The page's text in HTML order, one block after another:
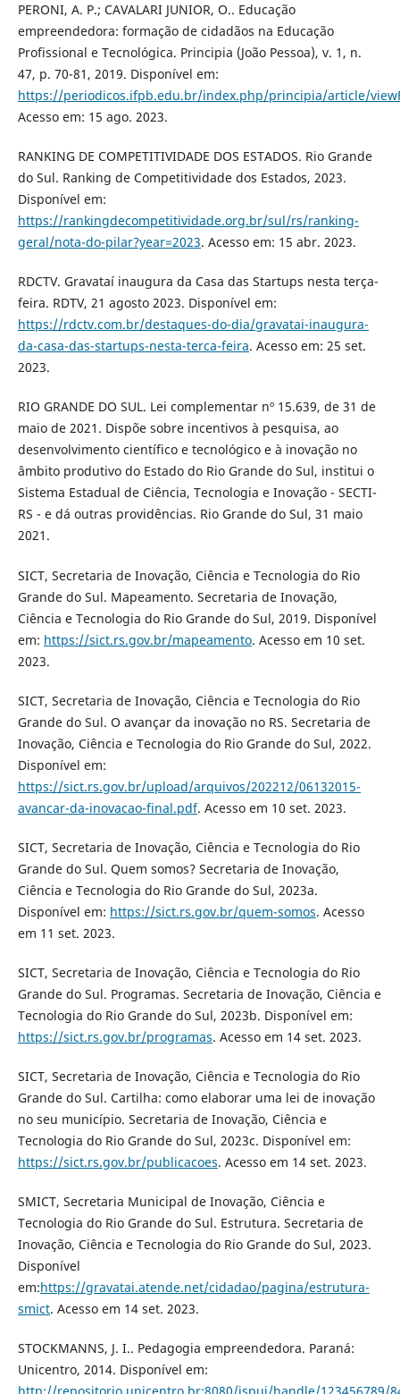
PERONI, A. P.; CAVALARI JUNIOR, O.. Educação
empreendedora: formação de cidadãos na Educação
Profissional e Tecnológica. Principia (João Pessoa), v. 1, n.
47, p. 70-81, 2019. Disponível em:
https://periodicos.ifpb.edu.br/index.php/principia/article/
Acesso em: 15 ago. 2023.
RANKING DE COMPETITIVIDADE DOS ESTADOS. Rio Grande
do Sul. Ranking de Competitividade dos Estados, 2023.
Disponível em:
https://rankingdecompetitividade.org.br/sul/rs/ranking-
geral/nota-do-pilar?year=2023. Acesso em: 15 abr. 2023.
RDCTV. Gravataí inaugura da Casa das Startups nesta terça-
feira. RDTV, 21 agosto 2023. Disponível em:
https://rdctv.com.br/destaques-do-dia/gravatai-inaugura-
da-casa-das-startups-nesta-terca-feira. Acesso em: 25 set.
2023.
RIO GRANDE DO SUL. Lei complementar nº 15.639, de 31 de
maio de 2021. Dispõe sobre incentivos à pesquisa, ao
desenvolvimento científico e tecnológico e à inovação no
âmbito produtivo do Estado do Rio Grande do Sul, institui o
Sistema Estadual de Ciência, Tecnologia e Inovação - SECTI-
RS - e dá outras providências. Rio Grande do Sul, 31 maio
2021.
SICT, Secretaria de Inovação, Ciência e Tecnologia do Rio
Grande do Sul. Mapeamento. Secretaria de Inovação,
Ciência e Tecnologia do Rio Grande do Sul, 2019. Disponível
em: https://sict.rs.gov.br/mapeamento. Acesso em 10 set.
2023.
SICT, Secretaria de Inovação, Ciência e Tecnologia do Rio
Grande do Sul. O avançar da inovação no RS. Secretaria de
Inovação, Ciência e Tecnologia do Rio Grande do Sul, 2022.
Disponível em:
https://sict.rs.gov.br/upload/arquivos/202212/06132015-
avancar-da-inovacao-final.pdf. Acesso em 10 set. 2023.
SICT, Secretaria de Inovação, Ciência e Tecnologia do Rio
Grande do Sul. Quem somos? Secretaria de Inovação,
Ciência e Tecnologia do Rio Grande do Sul, 2023a.
Disponível em: https://sict.rs.gov.br/quem-somos. Acesso
em 11 set. 2023.
SICT, Secretaria de Inovação, Ciência e Tecnologia do Rio
Grande do Sul. Programas. Secretaria de Inovação, Ciência e
Tecnologia do Rio Grande do Sul, 2023b. Disponível em:
https://sict.rs.gov.br/programas. Acesso em 14 set. 2023.
SICT, Secretaria de Inovação, Ciência e Tecnologia do Rio
Grande do Sul. Cartilha: como elaborar uma lei de inovação
no seu município. Secretaria de Inovação, Ciência e
Tecnologia do Rio Grande do Sul, 2023c. Disponível em:
https://sict.rs.gov.br/publicacoes. Acesso em 14 set. 2023.
SMICT, Secretaria Municipal de Inovação, Ciência e
Tecnologia do Rio Grande do Sul. Estrutura. Secretaria de
Inovação, Ciência e Tecnologia do Rio Grande do Sul, 2023.
Disponível
em:https://gravatai.atende.net/cidadao/pagina/estrutura-
smict. Acesso em 14 set. 2023.
STOCKMANNS, J. I.. Pedagogia empreendedora. Paraná:
Unicentro, 2014. Disponível em:
http://repositorio.unicentro.br:8080/jspui/handle/123456789/